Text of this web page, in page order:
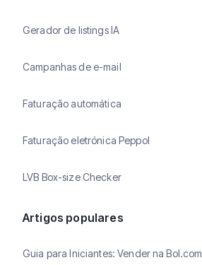
Gerador de listings IA
Campanhas de e-mail
Faturação automática
Faturação eletrónica Peppol
LVB Box-size Checker
Artigos populares
Guia para Iniciantes: Vender na Bol.com